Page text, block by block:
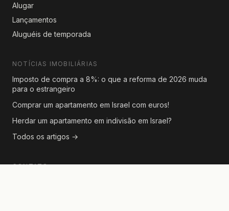
Alugar
Lançamentos
Aluguéis de temporada
NOTÍCIAS IMOBILIÁRIAS
Imposto de compra a 8%: o que a reforma de 2026 muda
para o estrangeiro
Comprar um apartamento em Israel com euros!
Herdar um apartamento em indivisão em Israel?
Todos os artigos →
CONTATO